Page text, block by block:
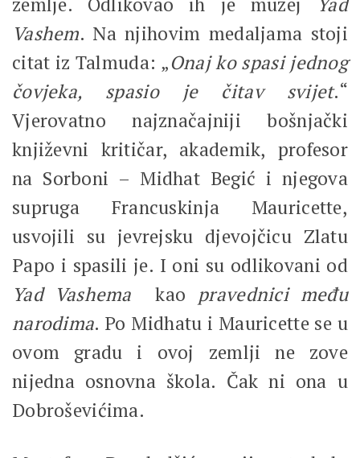
Vashem. Na njihovim medaljama stoji
citat iz Talmuda: „Onaj ko spasi jednog
čovjeka, spasio je čitav svijet.“
Vjerovatno najznačajniji bošnjački
književni kritičar, akademik, profesor
na Sorboni – Midhat Begić i njegova
supruga Francuskinja Mauricette,
usvojili su jevrejsku djevojčicu Zlatu
Papo i spasili je. I oni su odlikovani od
Yad Vashemakao pravednici među
narodima. Po Midhatu i Mauricette se u
ovom gradu i ovoj zemlji ne zove
nijedna osnovna škola. Čak ni ona u
Dobroševićima.